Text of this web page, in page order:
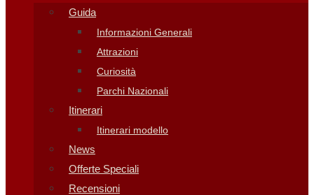
Guida
Informazioni Generali
Attrazioni
Curiosità
Parchi Nazionali
Itinerari
Itinerari modello
News
Offerte Speciali
Recensioni